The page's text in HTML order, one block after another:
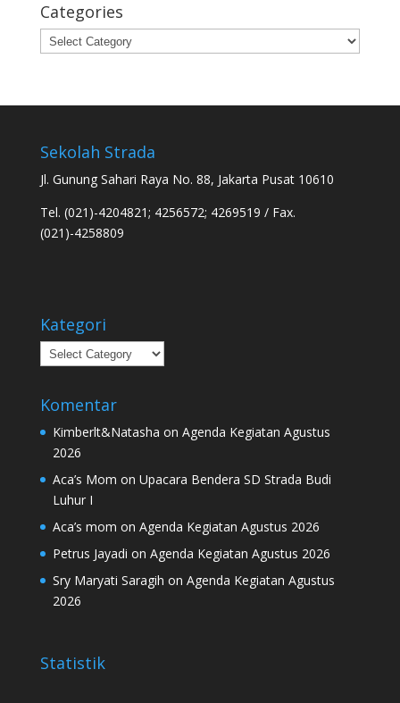
Categories
Categories
Sekolah Strada
Jl. Gunung Sahari Raya No. 88, Jakarta Pusat 10610
Tel. (021)-4204821; 4256572; 4269519 / Fax.
(021)-4258809
Kategori
Kategori
Komentar
Kimberlt&Natasha on Agenda Kegiatan Agustus
2026
Aca’s Mom on Upacara Bendera SD Strada Budi
Luhur I
Aca’s mom on Agenda Kegiatan Agustus 2026
Petrus Jayadi on Agenda Kegiatan Agustus 2026
Sry Maryati Saragih on Agenda Kegiatan Agustus
2026
Statistik